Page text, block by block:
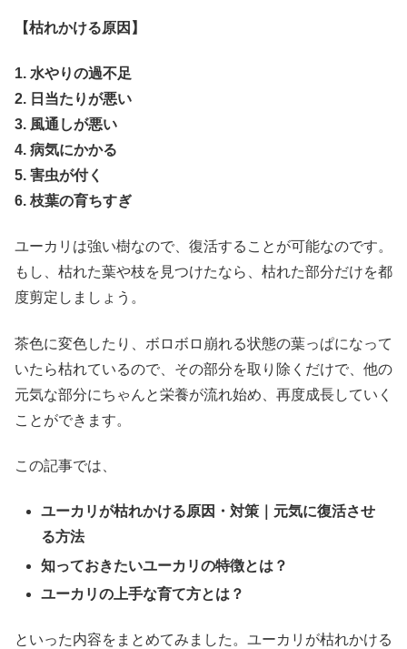
【枯れかける原因】
1. 水やりの過不足
2. 日当たりが悪い
3. 風通しが悪い
4. 病気にかかる
5. 害虫が付く
6. 枝葉の育ちすぎ
ユーカリは強い樹なので、復活することが可能なのです。
もし、枯れた葉や枝を見つけたなら、枯れた部分だけを都
度剪定しましょう。
茶色に変色したり、ボロボロ崩れる状態の葉っぱになって
いたら枯れているので、その部分を取り除くだけで、他の
元気な部分にちゃんと栄養が流れ始め、再度成長していく
ことができます。
この記事では、
ユーカリが枯れかける原因・対策｜元気に復活させ
る方法
知っておきたいユーカリの特徴とは？
ユーカリの上手な育て方とは？
といった内容をまとめてみました。ユーカリが枯れかける